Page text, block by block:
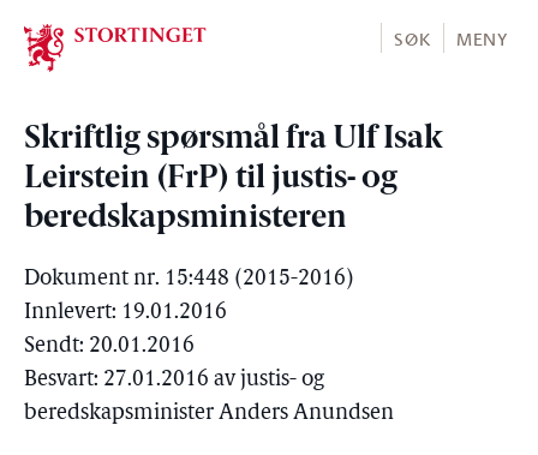
Stortinget.no
SØK MENY
Skriftlig spørsmål fra Ulf Isak
Leirstein (FrP) til justis- og
beredskapsministeren
Dokument nr. 15:448 (2015-2016)
Innlevert: 19.01.2016
Sendt: 20.01.2016
Besvart: 27.01.2016 av justis- og
beredskapsminister Anders Anundsen